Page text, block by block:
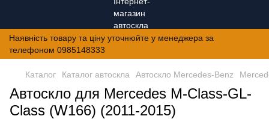
Наявність товару та ціну уточнюйте у менеджера за
телефоном 0985148333
Каталог Каталог автоскла Автоскло Mercedes-Benz
Автоскло для Mercedes M-Class-GL-
Class (W166) (2011-2015)